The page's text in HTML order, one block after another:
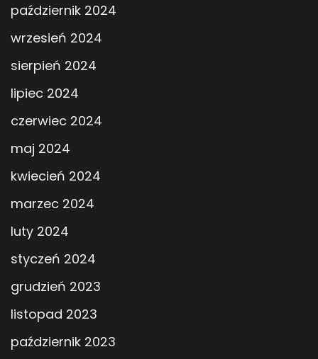
październik 2024
wrzesień 2024
sierpień 2024
lipiec 2024
czerwiec 2024
maj 2024
kwiecień 2024
marzec 2024
luty 2024
styczeń 2024
grudzień 2023
listopad 2023
październik 2023